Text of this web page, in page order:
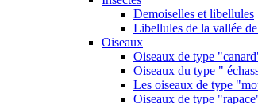
Demoiselles et libellules
Libellules de la vallée
Oiseaux
Oiseaux de type
Oiseaux du type "
Les oiseaux de type
Oiseaux de type